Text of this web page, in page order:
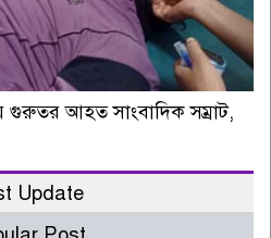
গুরুতর আহত সাংবাদিক সম্রাট,
Update